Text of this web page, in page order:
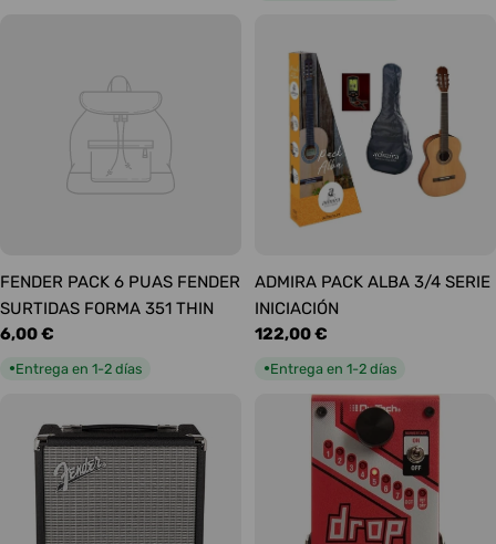
FENDER PACK 6 PUAS FENDER
SURTIDAS FORMA 351 THIN
Precio
6,00 €
●Entrega en 1-2 días
ADMIRA PACK ALBA 3/4 SERIE
INICIACIÓN
Precio
122,00 €
●Entrega en 1-2 días